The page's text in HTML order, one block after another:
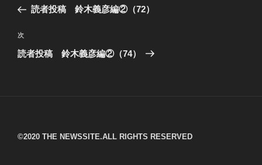
ナ
ビ
ゲ
去
投
稿
読者投稿 鈴木義彦編②（72）
次
の
次
読者投稿 鈴木義彦編②（74）
©︎2020 THE NEWSSITE.ALL RIGHTS RESERVED